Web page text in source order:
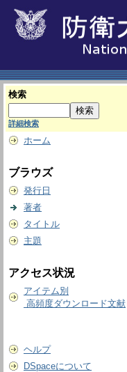
検索
詳細検索
ホーム
ブラウズ
発行日
著者
タイトル
主題
アクセス状況
アイテム別
高頻度ダウンロード文献
ヘルプ
DSpaceについて